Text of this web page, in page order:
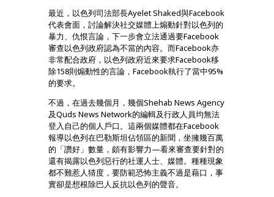
最近，以色列司法部長Ayelet Shaked與Facebook
代表會面，討論解決社交媒體上煽動針對以色列的
暴力、仇恨言論，下一步會立法通過要Facebook
審查以色列政府認為不當的內容。而Facebook亦
非常配合政府，以色列政府近來要求Facebook移
除158則煽動性的言論，Facebook執行了當中95%
的要求。
不過，在過去幾個月，幾個Shehab News Agency
及Quds News Network的編輯及行政人員均無法
登入自己的個人戶口。這兩個媒體都在Facebook
報導以色列在巴勒斯坦佔領區的新聞，坐擁幾百萬
的「讚好」數量，頗有影響力—看來審查要針對的
還有揭露以色列惡行的社運人士、媒體。種種現象
都不難惹人猜度，要防範恐怖主義不過是藉口，事
實卻是想根除巴人反抗以色列的聲音。